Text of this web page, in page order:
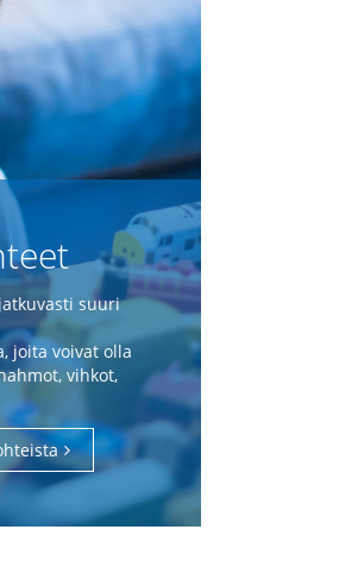
suuri
joita voivat olla
vihkot,